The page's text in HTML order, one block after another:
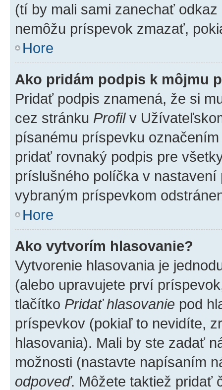
(tí by mali sami zanechať
nemôžu príspevok zmazať,
Hore
Ako pridám podpis k môjmu
Pridať podpis znamená, že si
cez stránku Profilv
písanému príspevku
pridať rovnaký podpis pre
príslušného políčka v
vybraným príspevkom
Hore
Ako vytvorím hlasovanie?
Vytvorenie hlasovania je
(alebo upravujete prví
tlačítko Pridať hlasovanie pod
príspevkov (pokiaľ to nevidíte,
hlasovania). Mali by ste zadať
možnosti (nastavte napísaním
odpoveď. Môžete taktiež pridať